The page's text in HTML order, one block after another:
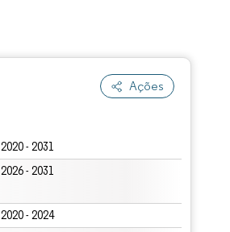
Ações
2020 - 2031
2026 - 2031
2020 - 2024